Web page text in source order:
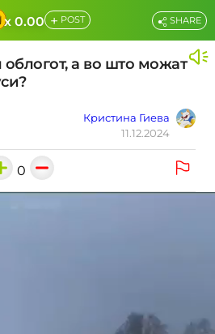
x 0.00 + POST
облогот, а во што можат
Кристина Гиева
11.12.2024
SHARE
0